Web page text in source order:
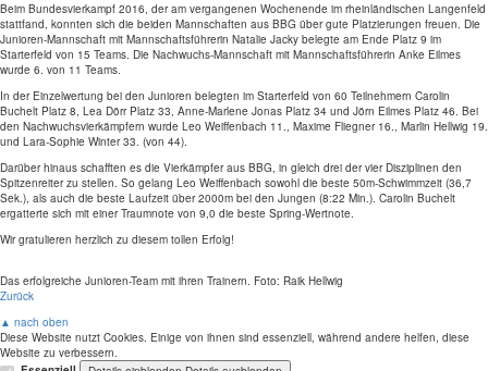
Beim Bundesvierkampf 2016, der am vergangenen Wochenende im rheinländischen Langenfeld
stattfand, konnten sich die beiden Mannschaften aus BBG über gute Platzierungen freuen. Die
Junioren-Mannschaft mit Mannschaftsführerin Natalie Jacky belegte am Ende Platz 9 im
Starterfeld von 15 Teams. Die Nachwuchs-Mannschaft mit Mannschaftsführerin Anke Eilmes
wurde 6. von 11 Teams.
In der Einzelwertung bei den Junioren belegten im Starterfeld von 60 Teilnehmern Carolin
Buchelt Platz 8, Lea Dörr Platz 33, Anne-Marlene Jonas Platz 34 und Jörn Eilmes Platz 46. Bei
den Nachwuchsvierkämpfern wurde Leo Weiffenbach 11., Maxime Fliegner 16., Marlin Hellwig 19.
und Lara-Sophie Winter 33. (von 44).
Darüber hinaus schafften es die Vierkämpfer aus BBG, in gleich drei der vier Disziplinen den
Spitzenreiter zu stellen. So gelang Leo Weiffenbach sowohl die beste 50m-Schwimmzeit (36,7
Sek.), als auch die beste Laufzeit über 2000m bei den Jungen (8:22 Min.). Carolin Buchelt
ergatterte sich mit einer Traumnote von 9,0 die beste Spring-Wertnote.
Wir gratulieren herzlich zu diesem tollen Erfolg!
Das erfolgreiche Junioren-Team mit ihren Trainern. Foto: Raik Hellwig
Zurück
▲ nach oben
Diese Website nutzt Cookies. Einige von ihnen sind essenziell, während andere helfen, diese
Website zu verbessern.